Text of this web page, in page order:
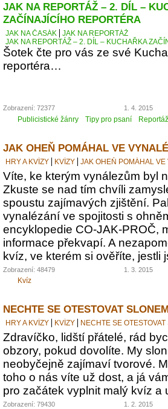
JAK NA REPORTÁŽ – 2. DÍL –
ZAČÍNAJÍCÍHO REPORTÉRA
JAK NA ČASÁK
JAK NA REPORTÁŽ
JAK NA REPORTÁŽ – 2. DÍL – KUCHAŘKA
Šotek čte pro vás ze své
reportéra…
Zobrazení: 72377 1. 4. 2015
Publicistické žánry Tipy pro psaní Reportáž
JAK OHEŇ POMÁHAL VE
HRY A KVÍZY KVÍZY JAK OHEŇ POMÁHAL VE
Víte, ke kterým vynálezům byl
Zkuste se nad tím chvíli
spoustu zajímavých zjištění.
vynalézání ve spojitosti s
encyklopedie CO-JAK-PROČ,
informace překvapí. A
kvíz, ve kterém si ověříte, jestli
Zobrazení: 48479 1. 3. 2015
Kvíz
NECHTE SE OTESTOVAT
HRY A KVÍZY KVÍZY NECHTE SE
Zdravíčko, lidští přátelé, rád
obzory, pokud dovolíte. My
neobyčejně zajímaví tvorové.
toho o nás víte už dost, a já
pro začátek vyplnit malý kvíz a
Zobrazení: 79430 1. 2. 2015